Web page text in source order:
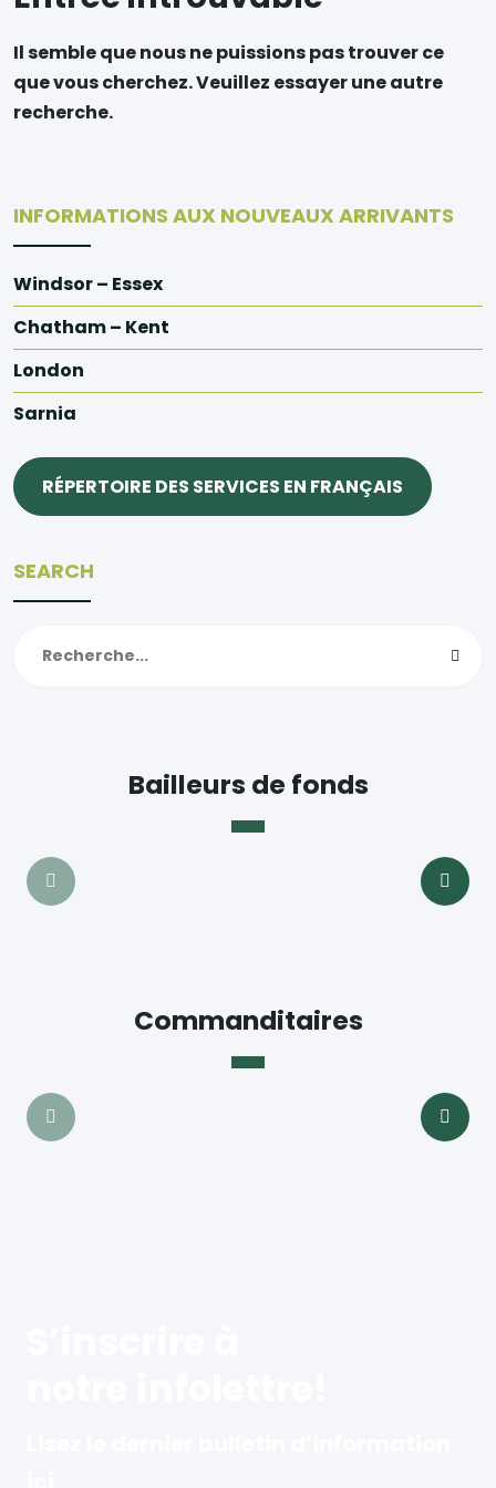
Il semble que nous ne puissions pas trouver ce
que vous cherchez. Veuillez essayer une autre
recherche.
INFORMATIONS AUX NOUVEAUX ARRIVANTS
Windsor – Essex
Chatham – Kent
London
Sarnia
RÉPERTOIRE DES SERVICES EN FRANÇAIS
SEARCH
Bailleurs de fonds
Commanditaires